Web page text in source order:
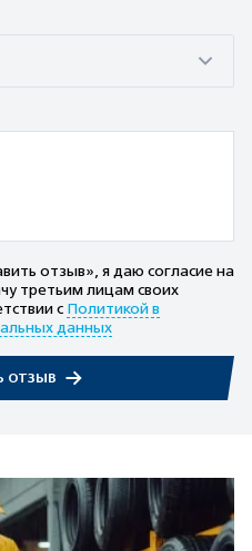
отзыв», я даю согласие на
третьим лицам своих
с Политикой в
данных
ОТЗЫВ